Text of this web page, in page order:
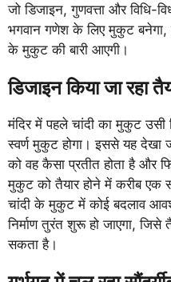
जो डिजाइन, गुणवत्ता और विधि-
भगवान गणेश के लिए मुकुट बनेगा,
के मुकुट की बारी आएगी।
डिजाइन किया जा रहा
मंदिर में पहले चांदी का मुकुट उसी
स्वर्ण मुकुट होगा। इससे यह देखा
को वह कैसा प्रतीत होता है और
मुकुट को तैयार होने में करीब एक
चांदी के मुकुट में कोई बदलाव
निर्माण तुरंत शुरू हो जाएगा, जिसे
सकता है।